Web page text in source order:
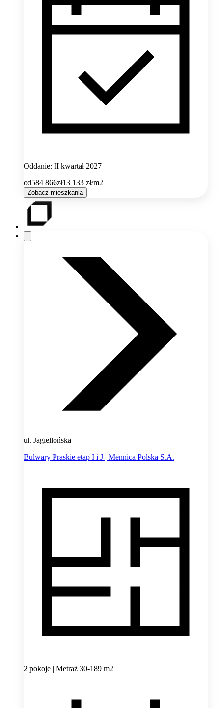
Oddanie: II kwartał 2027
od584 866zł13 133 zł/m2
Zobacz mieszkania
ul. Jagiellońska
Bulwary Praskie etap I i J | Mennica Polska S.A.
2 pokoje | Metraż 30-189 m2